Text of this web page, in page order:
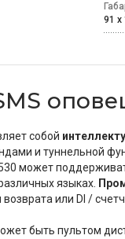
91 x
собой
и туннельной
может
языках.
или DI /
быть пультом